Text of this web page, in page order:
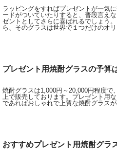
ラッピングをすればプレゼントが一気
ードがついていたりすると、普段言え
ゼントとしてさらに喜ばれるでしょう
ら、そのグラスは世界で１つだけのオ
プレゼント用焼酎グラスの予算
焼酎グラスは1,000円～20,000円程度で
上で販売しております。プレゼント用
であればおしゃれで上質な焼酎グラスが
おすすめプレゼント用焼酎グラ